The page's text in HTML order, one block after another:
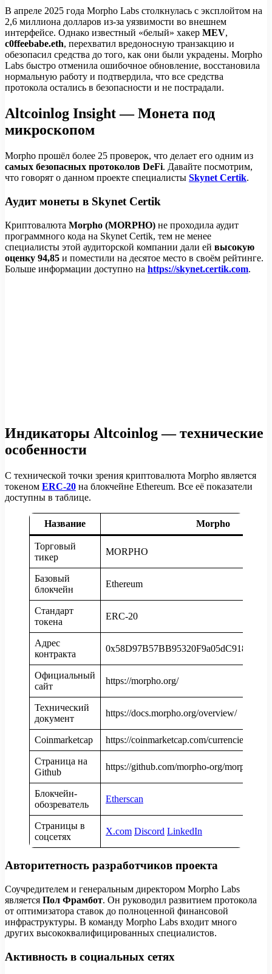
В апреле 2025 года Morpho Labs столкнулась с эксплойтом на
2,6 миллиона долларов из-за уязвимости во внешнем
интерфейсе. Однако известный «белый» хакер MEV,
c0ffeebabe.eth, перехватил вредоносную транзакцию и
обезопасил средства до того, как они были украдены. Morpho
Labs быстро отменила ошибочное обновление, восстановила
нормальную работу и подтвердила, что все средства
протокола остались в безопасности и не пострадали.
Altcoinlog Insight — Монета под
микроскопом
Morpho прошёл более 25 проверок, что делает его одним из
самых безопасных протоколов DeFi. Давайте посмотрим,
что говорят о данном проекте специалисты Skynet Certik.
Аудит монеты в Skynet Certik
Криптовалюта Morpho (MORPHO) не проходила аудит
программного кода на Skynet Certik, тем не менее
специалисты этой аудиторской компании дали ей высокую
оценку 94,85 и поместили на десятое место в своём рейтинге.
Больше информации доступно на https://skynet.certik.com.
Индикаторы Altcoinlog — технические
особенности
С технической точки зрения криптовалюта Morpho является
токеном ERC-20 на блокчейне Ethereum. Все её показатели
доступны в таблице.
Название Morpho
Торговый
тикер
MORPHO
Базовый
блокчейн
Ethereum
Стандарт
токена
ERC-20
Адрес
контракта
Официальный
сайт
https://morpho.org/
Технический
документ
https://docs.morpho.org/overview/
Coinmarketcap https://coinmarketcap.com/currencies/
Страница на
Github
https://github.com/morpho-org/morpho-
Блокчейн-
обозреватель
Etherscan
Страницы в
соцсетях
X.com Discord LinkedIn
Авторитетность разработчиков проекта
Соучредителем и генеральным директором Morpho Labs
является Пол Фрамбот. Он руководил развитием протокола
от оптимизатора ставок до полноценной финансовой
инфраструктуры. В команду Morpho Labs входит много
других высококвалифицированных специалистов.
Активность в социальных сетях